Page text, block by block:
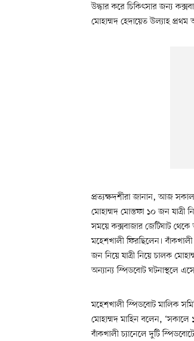
উদ্ধার করে চিকিৎসার জন্য
মোহাম্মদ হেদায়েত উল্যাহ
প্রত্যক্ষদর্শীরা জানান, আজ
মোহাম্মদ মোস্তফা ১০ জন যাত্রী
সময়ে কক্সবাজার জেটিঘাট
মহেশখালী ফিরছিলেন।
জন নিয়ে যাত্রী নিয়ে চালক
অন্যান্য স্পিডবোট ঘটনাস্থলে
মহেশখালী স্পিডবোট মালিক
মোহাম্মদ মাহিন বলেন, ‘সকালে
বাঁকখালী চ্যানেলে দুটি